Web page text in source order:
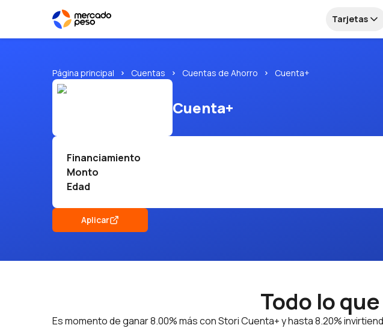
Tarjetas
Página principal Cuentas Cuentas de Ahorro Cuenta+
Cuenta+
Financiamiento
Monto
Edad
Aplicar
Todo lo
Es momento de ganar 8.00% más con Stori Cuenta+ y hasta 8.20%